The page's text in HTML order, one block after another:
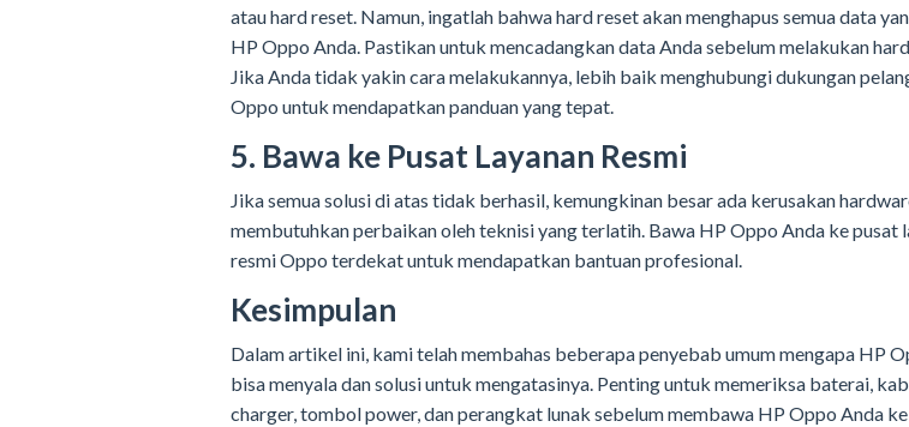
atau hard reset. Namun, ingatlah bahwa hard reset akan menghapus semua data
HP Oppo Anda. Pastikan untuk mencadangkan data Anda sebelum melakukan
Jika Anda tidak yakin cara melakukannya, lebih baik menghubungi dukungan
Oppo untuk mendapatkan panduan yang tepat.
5. Bawa ke Pusat Layanan Resmi
Jika semua solusi di atas tidak berhasil, kemungkinan besar ada kerusakan
membutuhkan perbaikan oleh teknisi yang terlatih. Bawa HP Oppo Anda ke pusat
resmi Oppo terdekat untuk mendapatkan bantuan profesional.
Kesimpulan
Dalam artikel ini, kami telah membahas beberapa penyebab umum mengapa HP
bisa menyala dan solusi untuk mengatasinya. Penting untuk memeriksa baterai,
charger, tombol power, dan perangkat lunak sebelum membawa HP Oppo Anda